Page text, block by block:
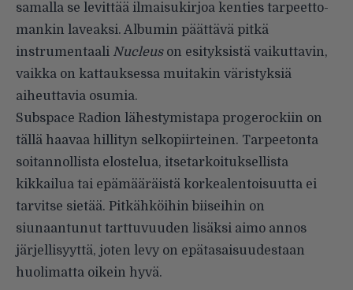
samalla se levittää ilmaisukirjoa kenties tarpeetto­
mankin laveaksi. Albumin päättävä pitkä
instrumentaali Nucleus on esityksistä vaikuttavin,
vaikka on kattauksessa muitakin väristyksiä
aiheuttavia osumia.
Subspace Radion lähestymis­tapa progerockiin on
tällä haavaa hillityn selkopiirteinen. Tarpeetonta
soitannollista elostelua, itsetarkoi­tuksellista
kikkailua tai epämää­räistä korkealentoisuutta ei
tarvitse sietää. Pitkähköihin biiseihin on
siunaantunut tarttuvuuden lisäksi aimo annos
järjellisyyttä, joten levy on epätasaisuudestaan
huolimatta oikein hyvä.